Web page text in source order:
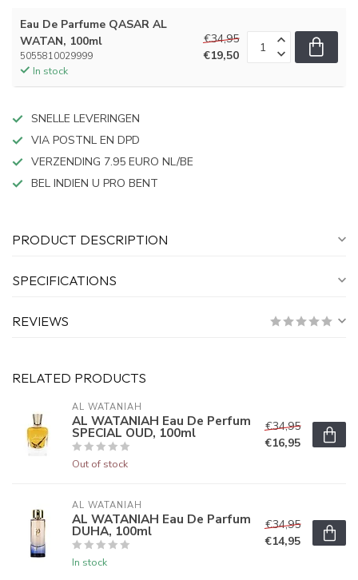
Eau De Parfume QASAR AL
WATAN, 100ml
5055810029999
In stock
€34,95
€19,50
SNELLE LEVERINGEN
VIA POSTNL EN DPD
VERZENDING 7.95 EURO NL/BE
BEL INDIEN U PRO BENT
PRODUCT DESCRIPTION
SPECIFICATIONS
REVIEWS
RELATED PRODUCTS
AL WATANIAH
AL WATANIAH Eau De Perfum
SPECIAL OUD, 100ml
Out of stock
€34,95
€16,95
AL WATANIAH
AL WATANIAH Eau De Parfum
DUHA, 100ml
In stock
€34,95
€14,95